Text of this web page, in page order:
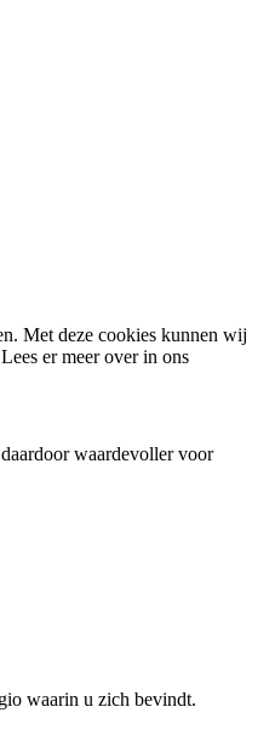
Met deze cookies kunnen wij
er meer over in ons
waardevoller voor
waarin u zich bevindt.